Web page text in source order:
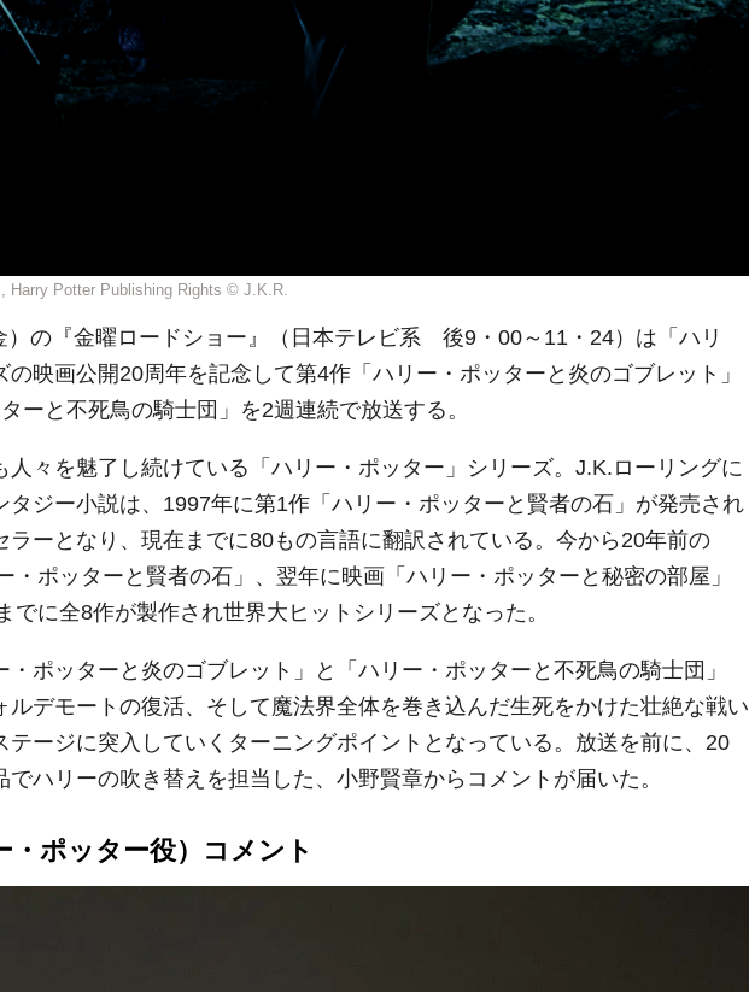
Harry Potter Publishing Rights © J.K.R.
）の『金曜ロードショー』（日本テレビ系 後9・00～11・24）は「ハリ
映画公開20周年を記念して第4作「ハリー・ポッターと炎のゴブレット」
ーと不死鳥の騎士団」を2週連続で放送する。
人々を魅了し続けている「ハリー・ポッター」シリーズ。J.K.ローリングに
タジー小説は、1997年に第1作「ハリー・ポッターと賢者の石」が発売され
ラーとなり、現在までに80もの言語に翻訳されている。今から20年前の
・ポッターと賢者の石」、翌年に映画「ハリー・ポッターと秘密の部屋」
でに全8作が製作され世界大ヒットシリーズとなった。
ポッターと炎のゴブレット」と「ハリー・ポッターと不死鳥の騎士団」
ルデモートの復活、そして魔法界全体を巻き込んだ生死をかけた壮絶な戦い
テージに突入していくターニングポイントとなっている。放送を前に、20
ハリーの吹き替えを担当した、小野賢章からコメントが届いた。
・ポッター役）コメント